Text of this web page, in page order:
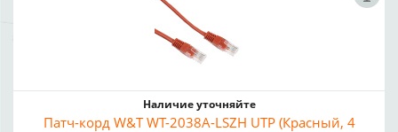
Наличие уточняйте
Патч-корд W&T WT-2038A-LSZH UTP (Красный, 4